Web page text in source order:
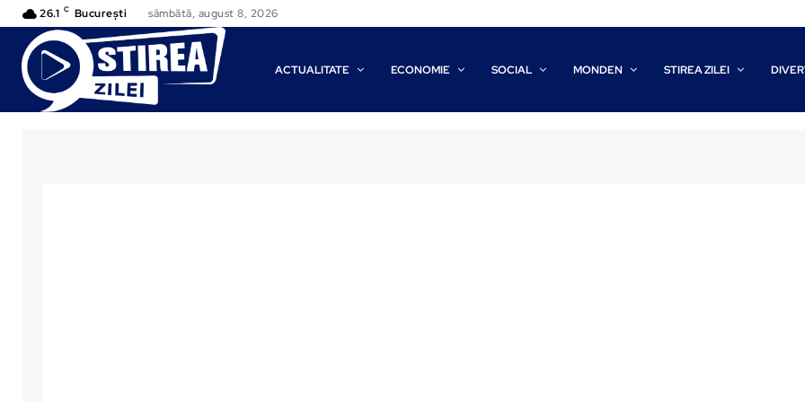
26.1 C București sâmbătă, august 8, 2026
ACTUALITATE ECONOMIE SOCIAL MONDEN STIREA ZILEI